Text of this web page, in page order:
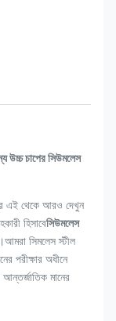
চাপের সিউমলেস
এই থেকে আরও দেখুন
হিসাবেসিউমলেস
সিমলেস স্টীল
পরীক্ষার অধীনে
মানের